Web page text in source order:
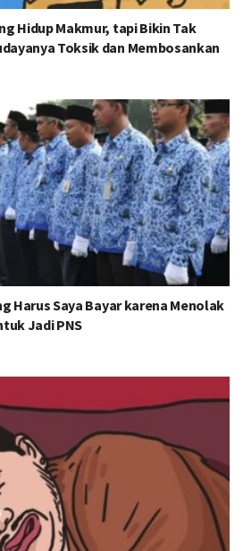
Hidup Makmur, tapi Bikin Tak
Toksik dan Membosankan
Harus Saya Bayar karena Menolak
Jadi PNS